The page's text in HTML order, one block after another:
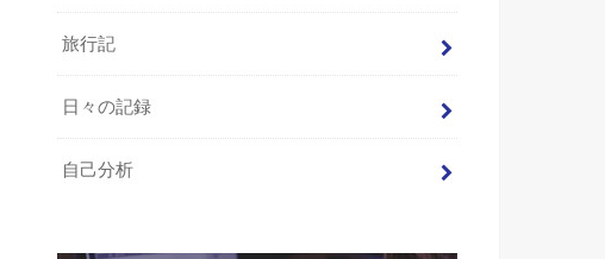
旅行記
日々の記録
自己分析